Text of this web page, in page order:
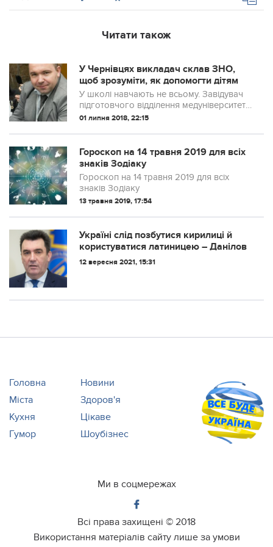
Читати також
У Чернівцях викладач склав ЗНО,
щоб зрозуміти, як допомогти дітям
У школі навчають не всьому. Завідувач
підготовчого відділення медуніверситету
в Чернівцях Віталій Чорноус готує
Зазначає – в останні роки тести стають...
01 липня 2018, 22:15
Гороскоп на 14 травня 2019 для всіх
знаків Зодіаку
Гороскоп на 14 травня 2019 для всіх
знаків Зодіаку
13 травня 2019, 17:54
Україні слід позбутися кирилиці й
користуватися латиницею – Данілов
12 вересня 2021, 15:31
Головна
Новини
Міста
Здоров'я
Кухня
Цікаве
Гумор
Шоубізнес
Ми в соцмережах
Всі права захищені © 2018
Використання матеріалів сайту лише за умови